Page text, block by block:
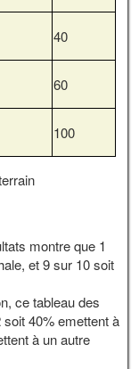
40
60
100
montre que 1
et 9 sur 10 soit
ce tableau des
40% emettent à
à un autre